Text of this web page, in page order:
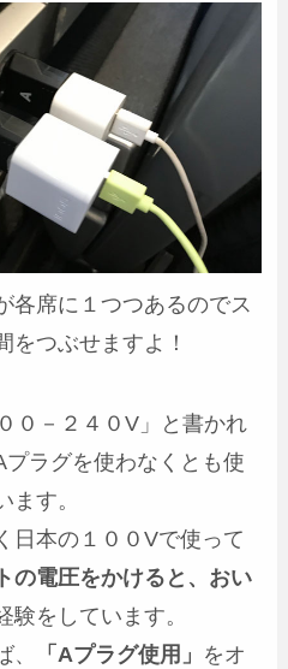
各席に１つつあるのでス
をつぶせますよ！
０－２４０V」と書かれ
ラグを使わなくとも使
ます。
日本の１００Vで使って
の電圧をかけると、おい
験をしています。
「Aプラグ使用」 をオ